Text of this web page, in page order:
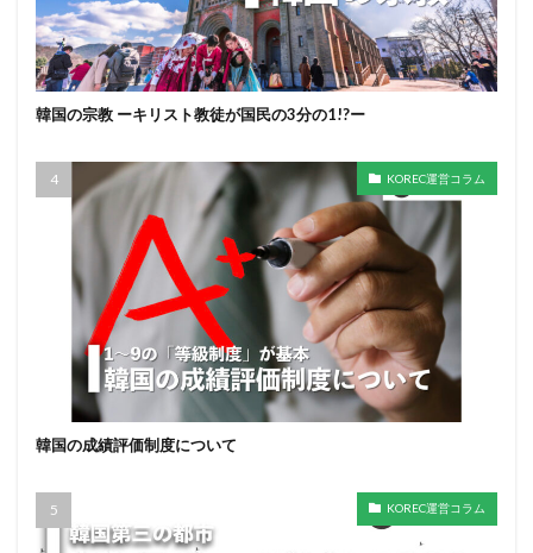
韓国の宗教 ーキリスト教徒が国民の3分の1!?ー
KOREC運営コラム
韓国の成績評価制度について
KOREC運営コラム